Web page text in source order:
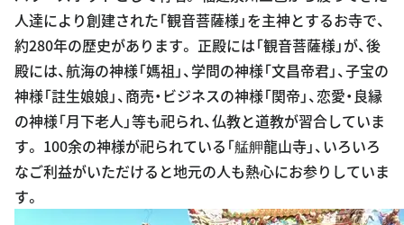
人達により創建された「観音菩薩様」を主神とするお寺で、
約280年の歴史があります。 正殿には「観音菩薩様」が、後
殿には、航海の神様「媽祖」、学問の神様「文昌帝君」、子宝の
神様「註生娘娘」、商売・ビジネスの神様「関帝」、恋愛・良縁
の神様「月下老人」等も祀られ、仏教と道教が習合していま
す。 100余の神様が祀られている「艋舺龍山寺」、いろいろ
なご利益がいただけると地元の人も熱心にお参りしていま
す。